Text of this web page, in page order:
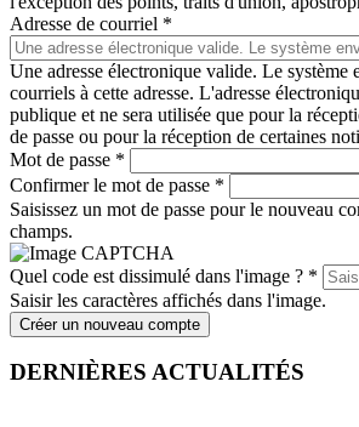
Adresse de courriel *
Une adresse électronique valide. Le système
courriels à cette adresse. L'adresse
publique et ne sera utilisée que pour la
de passe ou pour la réception de certaines
Mot de passe *
Confirmer le mot de passe *
Saisissez un mot de passe pour le nouveau
champs.
Quel code est dissimulé dans l'image ? *
Saisir les caractères affichés dans l'image.
Créer un nouveau compte
DERNIÈRES ACTUALITÉS